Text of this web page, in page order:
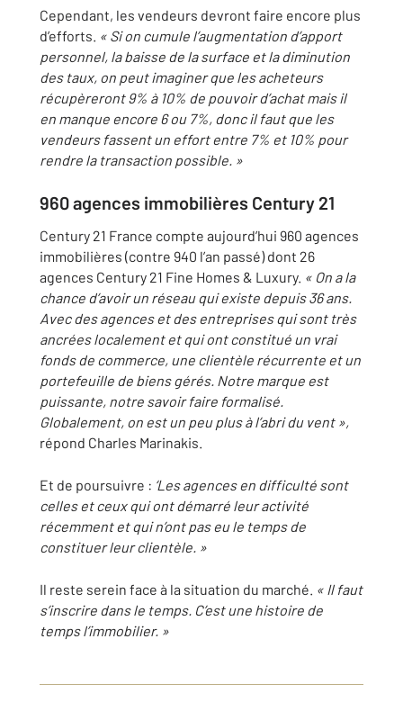
Cependant, les vendeurs devront faire encore plus
d’efforts. « Si on cumule l’augmentation d’apport
personnel, la baisse de la surface et la diminution
des taux, on peut imaginer que les acheteurs
récupèreront 9% à 10% de pouvoir d’achat mais il
en manque encore 6 ou 7%, donc il faut que les
vendeurs fassent un effort entre 7% et 10% pour
rendre la transaction possible. »
960 agences immobilières Century 21
Century 21 France compte aujourd’hui 960 agences
immobilières (contre 940 l’an passé) dont 26
agences Century 21 Fine Homes & Luxury. « On a la
chance d’avoir un réseau qui existe depuis 36 ans.
Avec des agences et des entreprises qui sont très
ancrées localement et qui ont constitué un vrai
fonds de commerce, une clientèle récurrente et un
portefeuille de biens gérés. Notre marque est
puissante, notre savoir faire formalisé.
Globalement, on est un peu plus à l’abri du vent »,
répond Charles Marinakis.
Et de poursuivre : ‘Les agences en difficulté sont
celles et ceux qui ont démarré leur activité
récemment et qui n’ont pas eu le temps de
constituer leur clientèle. »
Il reste serein face à la situation du marché. « Il faut
s’inscrire dans le temps. C’est une histoire de
temps l’immobilier. »